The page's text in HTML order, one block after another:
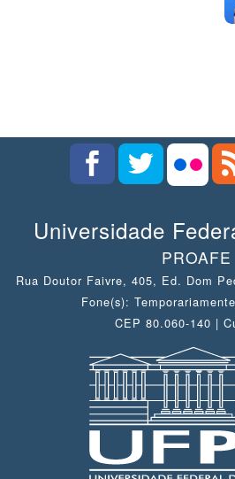
Universidade
PROAFE
Rua Doutor Faivre, 405, Ed. Dom
Fone(s):
CEP 80.060-140 |